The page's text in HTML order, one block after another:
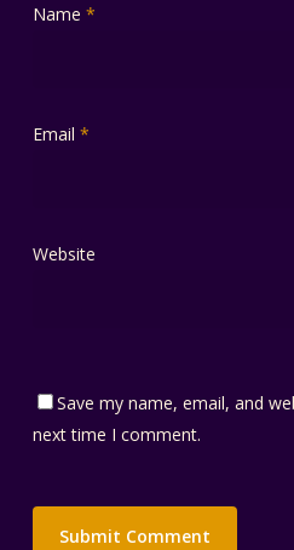
Name *
Email *
Website
Save my name, email, and
next time I comment.